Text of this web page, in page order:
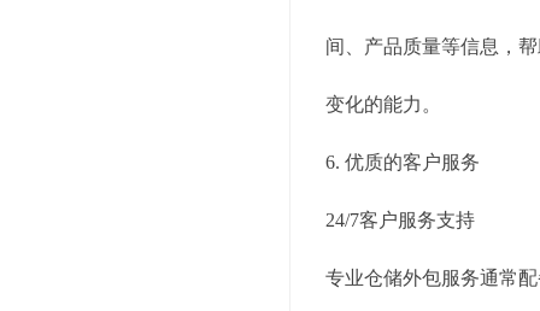
间、产品质量等信息，
变化的能力。
6. 优质的客户服务
24/7客户服务支持
专业仓储外包服务通常